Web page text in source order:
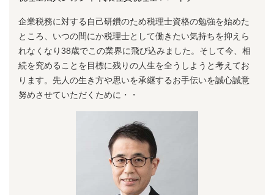
企業税務に対する⾃⼰研鑽のため税理⼠資格の勉強を始めた
ところ、いつの間にか税理⼠として働きたい気持ちを抑えら
れなくなり38歳でこの業界に⾶び込みました。そして今、相
続を究めることを⽬標に残りの⼈⽣を全うしようと考えてお
ります。先⼈の⽣き⽅や思いを承継するお⼿伝いを誠⼼誠意
努めさせていただくために・・